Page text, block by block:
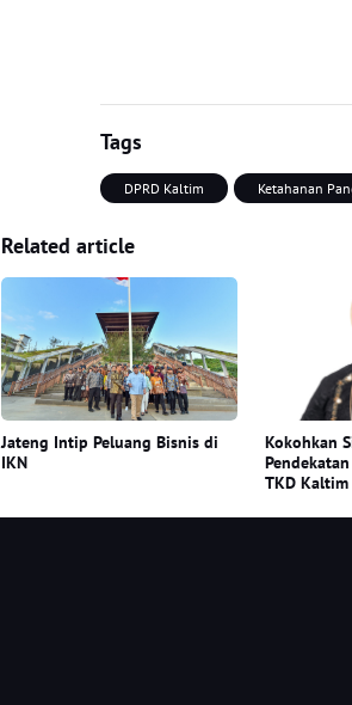
Tags
DPRD Kaltim Ketahanan
Related article
Jateng Intip Peluang Bisnis di
IKN
Kokohkan
TKD Kaltim